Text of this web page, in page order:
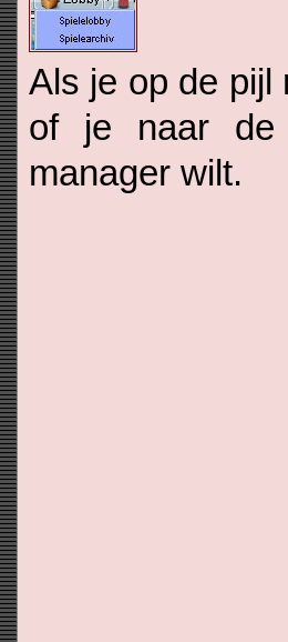
Als je op de pijl
of je naar de
manager wilt.